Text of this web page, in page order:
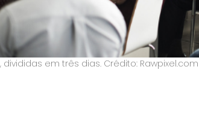
em três dias. Crédito: Rawpixel.com